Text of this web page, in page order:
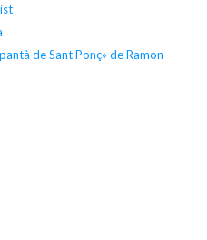
de Sant Ponç» de Ramon